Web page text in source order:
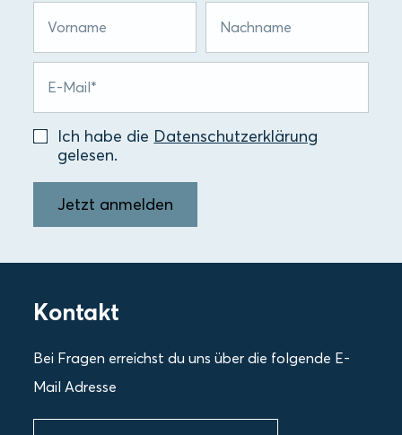
Ich habe die Datenschutzerklärung
gelesen.
Jetzt anmelden
Kontakt
Bei Fragen erreichst du uns über die folgende E-
Mail Adresse